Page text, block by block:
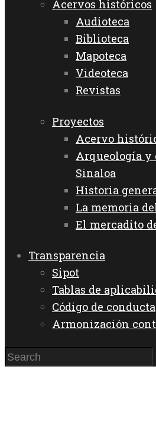
Acervos históricos
Audioteca
Biblioteca
Mapoteca
Videoteca
Revistas
Proyectos
Acervo
Arqueología y
Sinaloa
Historia
La memoria
El mercadito
Transparencia
Sipot
Tablas de
Código de conducta
Armonización